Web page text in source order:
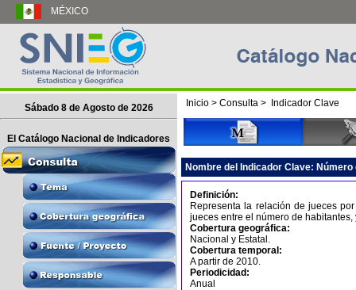
MÉXICO
Sábado 8 de Agosto de 2026
El Catálogo Nacional de Indicadores
Inicio > Consulta > Indicador Clave
Nombre del Indicador Clave:
Definición:
Representa la relación de jueces
jueces entre el número de
Cobertura geográfica:
Nacional y Estatal.
Cobertura temporal:
A partir de 2010.
Periodicidad:
Anual